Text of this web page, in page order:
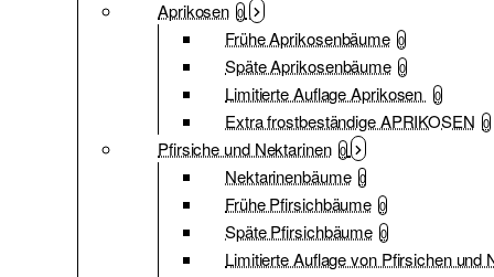
Aprikosen 0
Frühe Aprikosenbäume 0
Späte Aprikosenbäume 0
Limitierte Auflage Aprikosen 0
Extra frostbeständige APRIKOSEN 0
Pfirsiche und Nektarinen 0
Nektarinenbäume 0
Frühe Pfirsichbäume 0
Späte Pfirsichbäume 0
Limitierte Auflage von Pfirsichen und